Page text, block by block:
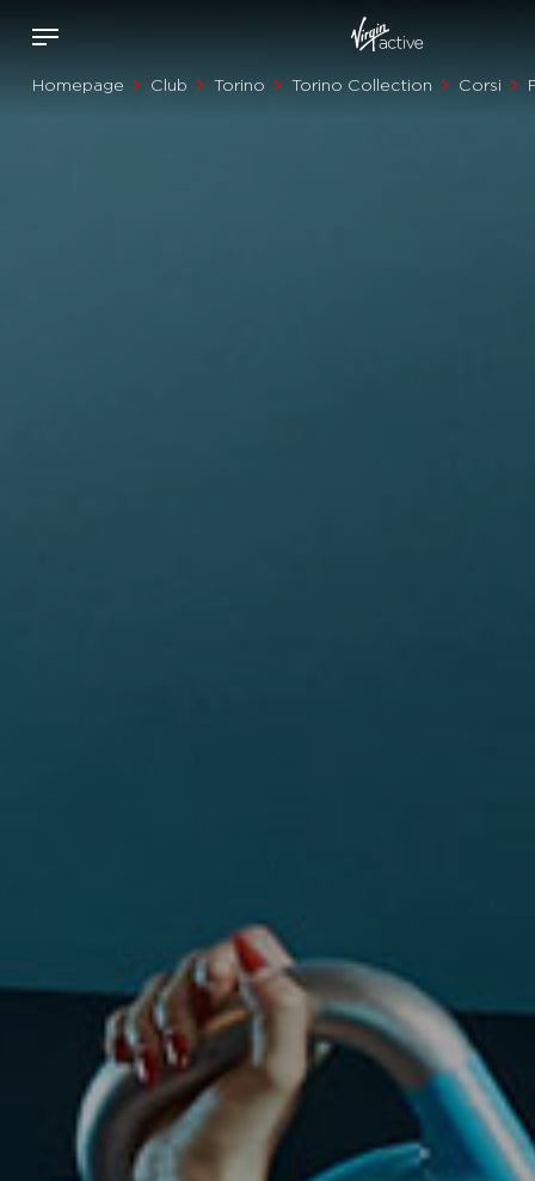
Homepage Club Torino Torino Collection Corsi